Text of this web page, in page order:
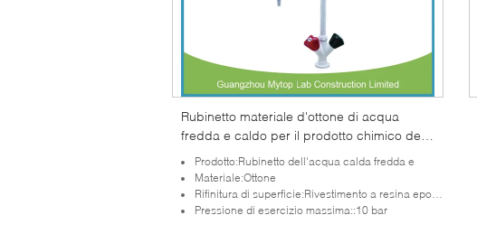
Rubinetto materiale d'ottone di acqua
fredda e caldo per il prodotto chimico del
rifornimento idrico del laboratorio resistente
Prodotto:Rubinetto dell'acqua calda fredda e
Materiale:Ottone
Rifinitura di superficie:Rivestimento a resina epossidica lucido
Pressione di esercizio massima::10 bar